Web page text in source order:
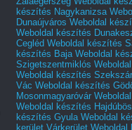
készítés Nagykanizsa
Dunaújváros Weboldal
Weboldal készítés
Cegléd Weboldal készítés
készítés Baja Weboldal
Szigetszentmiklós
Weboldal készítés
Vác Weboldal készítés
Mosonmagyaróvár
Weboldal készítés
készítés Gyula Weboldal
kerület Várkerület Weboldal